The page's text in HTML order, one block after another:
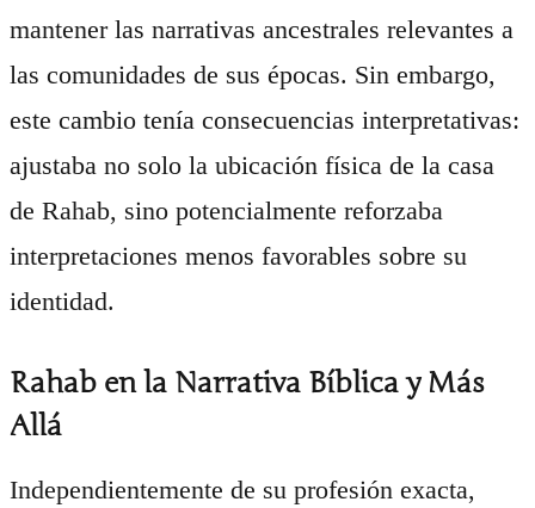
mantener las narrativas ancestrales relevantes a
las comunidades de sus épocas. Sin embargo,
este cambio tenía consecuencias interpretativas:
ajustaba no solo la ubicación física de la casa
de Rahab, sino potencialmente reforzaba
interpretaciones menos favorables sobre su
identidad.
Rahab en la Narrativa Bíblica y Más
Allá
Independientemente de su profesión exacta,